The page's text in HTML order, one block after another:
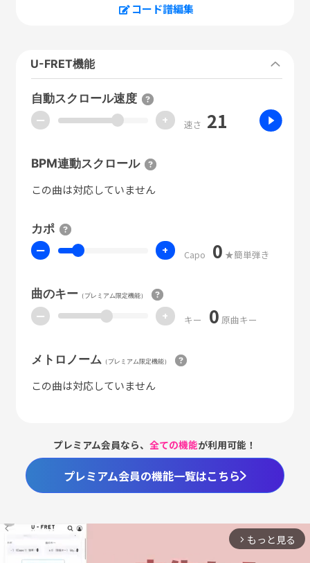
コード譜編集
U-FRET機能
自動スクロール速度
ー + 速さ 21
BPM連動スクロール
この曲は対応していません
カポ
ー + Capo 0 ★簡単弾き
曲のキー（プレミアム限定機能）
ー + キー 0 原曲キー
メトロノーム （プレミアム限定機能）
この曲は対応していません
プレミアム会員なら、全ての機能が利用可能！
プレミアム会員の機能一覧はこちら
arrow_forward_ios もっと見る